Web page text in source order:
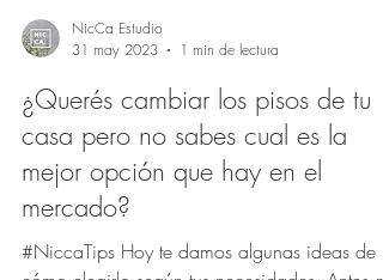
31 may 2023
1 min de lectura
¿Querés cambiar los pisos de tu
casa pero no sabes cual es la
mejor opción que hay en el
mercado?